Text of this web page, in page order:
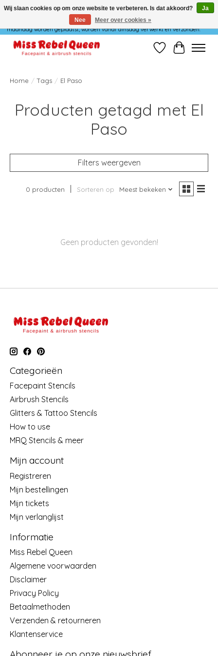
Wij verzenden niet op maandag. Bestellingen die in het weekend of op
maandag worden geplaatst, worden vanaf dinsdag verwerkt en verzonden.
Verlanglijst
Home / Tags / El Paso
Producten getagd met El
Paso
Filters weergeven
0 producten Sorteren op Meest bekeken
Geen producten gevonden!
Categorieën
Facepaint Stencils
Airbrush Stencils
Glitters & Tattoo Stencils
How to use
MRQ Stencils & meer
Mijn account
Registreren
Mijn bestellingen
Mijn tickets
Mijn verlanglijst
Informatie
Miss Rebel Queen
Algemene voorwaarden
Disclaimer
Privacy Policy
Betaalmethoden
Verzenden & retourneren
Klantenservice
Wij slaan cookies op om onze website te verbeteren. Is dat akkoord?
Ja
Nee
Meer over cookies »